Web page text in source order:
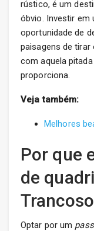
rústico, é um
óbvio. Investir em
oportunidade de
paisagens de
com aquela
proporciona.
Veja também:
Melhores
Por que
de
Optar por um